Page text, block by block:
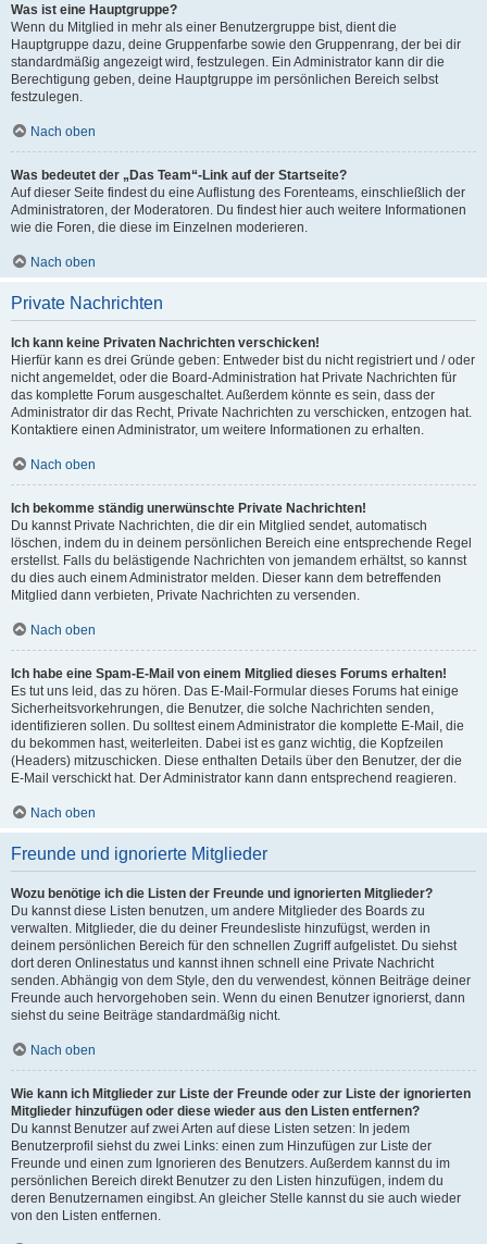
Was ist eine Hauptgruppe?
Wenn du Mitglied in mehr als einer Benutzergruppe bist, dient die
Hauptgruppe dazu, deine Gruppenfarbe sowie den Gruppenrang, der bei dir
standardmäßig angezeigt wird, festzulegen. Ein Administrator kann dir die
Berechtigung geben, deine Hauptgruppe im persönlichen Bereich selbst
festzulegen.
Nach oben
Was bedeutet der „Das Team“-Link auf der Startseite?
Auf dieser Seite findest du eine Auflistung des Forenteams, einschließlich der
Administratoren, der Moderatoren. Du findest hier auch weitere Informationen
wie die Foren, die diese im Einzelnen moderieren.
Nach oben
Private Nachrichten
Ich kann keine Privaten Nachrichten verschicken!
Hierfür kann es drei Gründe geben: Entweder bist du nicht registriert und / oder
nicht angemeldet, oder die Board-Administration hat Private Nachrichten für
das komplette Forum ausgeschaltet. Außerdem könnte es sein, dass der
Administrator dir das Recht, Private Nachrichten zu verschicken, entzogen hat.
Kontaktiere einen Administrator, um weitere Informationen zu erhalten.
Nach oben
Ich bekomme ständig unerwünschte Private Nachrichten!
Du kannst Private Nachrichten, die dir ein Mitglied sendet, automatisch
löschen, indem du in deinem persönlichen Bereich eine entsprechende Regel
erstellst. Falls du belästigende Nachrichten von jemandem erhältst, so kannst
du dies auch einem Administrator melden. Dieser kann dem betreffenden
Mitglied dann verbieten, Private Nachrichten zu versenden.
Nach oben
Ich habe eine Spam-E-Mail von einem Mitglied dieses Forums erhalten!
Es tut uns leid, das zu hören. Das E-Mail-Formular dieses Forums hat einige
Sicherheitsvorkehrungen, die Benutzer, die solche Nachrichten senden,
identifizieren sollen. Du solltest einem Administrator die komplette E-Mail, die
du bekommen hast, weiterleiten. Dabei ist es ganz wichtig, die Kopfzeilen
(Headers) mitzuschicken. Diese enthalten Details über den Benutzer, der die
E-Mail verschickt hat. Der Administrator kann dann entsprechend reagieren.
Nach oben
Freunde und ignorierte Mitglieder
Wozu benötige ich die Listen der Freunde und ignorierten Mitglieder?
Du kannst diese Listen benutzen, um andere Mitglieder des Boards zu
verwalten. Mitglieder, die du deiner Freundesliste hinzufügst, werden in
deinem persönlichen Bereich für den schnellen Zugriff aufgelistet. Du siehst
dort deren Onlinestatus und kannst ihnen schnell eine Private Nachricht
senden. Abhängig von dem Style, den du verwendest, können Beiträge deiner
Freunde auch hervorgehoben sein. Wenn du einen Benutzer ignorierst, dann
siehst du seine Beiträge standardmäßig nicht.
Nach oben
Wie kann ich Mitglieder zur Liste der Freunde oder zur Liste der ignorierten
Mitglieder hinzufügen oder diese wieder aus den Listen entfernen?
Du kannst Benutzer auf zwei Arten auf diese Listen setzen: In jedem
Benutzerprofil siehst du zwei Links: einen zum Hinzufügen zur Liste der
Freunde und einen zum Ignorieren des Benutzers. Außerdem kannst du im
persönlichen Bereich direkt Benutzer zu den Listen hinzufügen, indem du
deren Benutzernamen eingibst. An gleicher Stelle kannst du sie auch wieder
von den Listen entfernen.